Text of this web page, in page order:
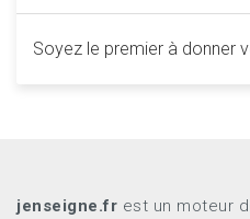
Soyez le premier à donner
jenseigne.fr est un moteur